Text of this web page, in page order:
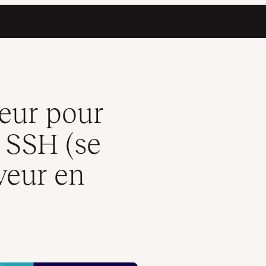
à votre serveur en toute sécurité)
pour
(se
en